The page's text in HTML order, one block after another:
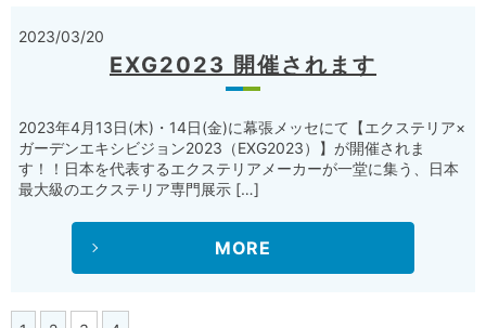
2023/03/20
EXG2023 開催されます
2023年4月13日(木)・14日(金)に幕張メッセにて【エクステリア×
ガーデンエキシビジョン2023（EXG2023）】が開催されま
す！！日本を代表するエクステリアメーカーが一堂に集う、日本
最大級のエクステリア専門展示 […]
MORE